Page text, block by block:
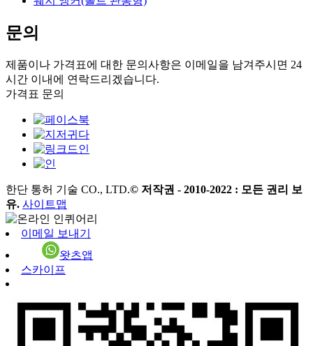
문의
제품이나 가격표에 대한 문의사항은 이메일을 남겨주시면 24
시간 이내에 연락드리겠습니다.
가격표 문의
한단 통허 기술 CO., LTD.© 저작권 - 2010-2022 : 모든 권리 보
유. 사이트맵
이메일 보내기
왓츠앱
스카이프